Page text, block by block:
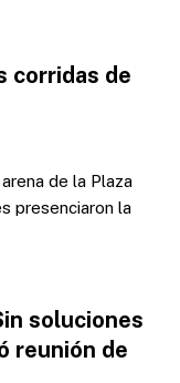
corridas de
de la Plaza
presenciaron la
soluciones
reunión de